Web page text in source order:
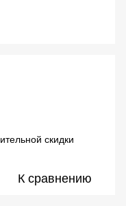
скидки
К сравнению